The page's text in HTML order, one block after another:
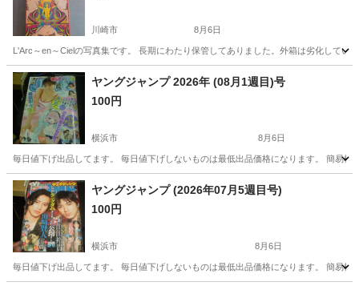
川崎市 8月6日
L'Arc～en～Cielの写真集です。 長期にわたり保管してありました。外箱は劣化してい
神奈川 川崎市 その他 Arc
ヤングジャンプ 2026年 (08月1週目)号
100円
横浜市 8月6日
毎日値下げ出品してます。 毎日値下げしないものは最低出品価格になります。 簡易
神奈川 横浜市 マンガ、コミック、アニメ 状態
ヤングジャンプ (2026年07月5週目号)
100円
横浜市 8月6日
毎日値下げ出品してます。 毎日値下げしないものは最低出品価格になります。 簡易